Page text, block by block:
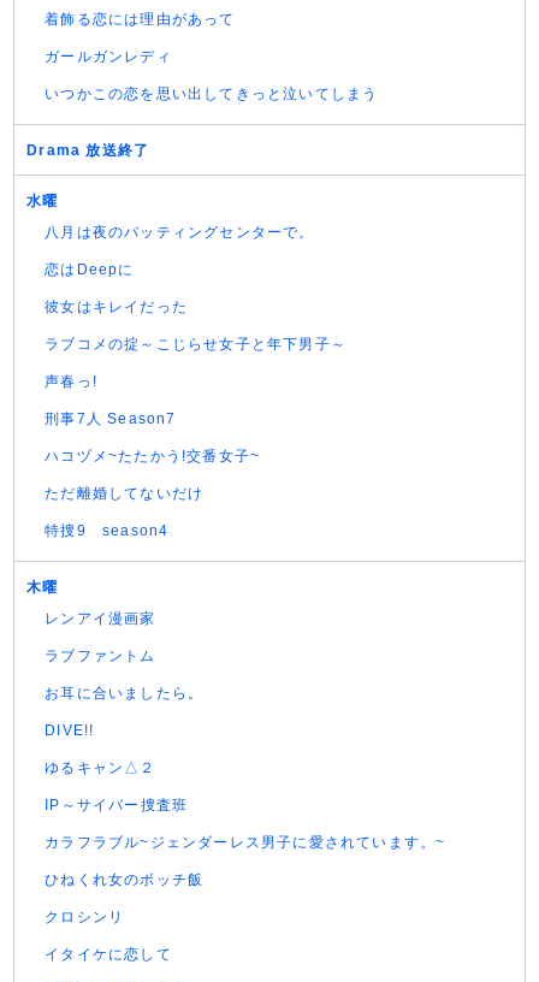
着飾る恋には理由があって
ガールガンレディ
いつかこの恋を思い出してきっと泣いてしまう
Drama 放送終了
水曜
八月は夜のバッティングセンターで。
恋はDeepに
彼女はキレイだった
ラブコメの掟～こじらせ女子と年下男子～
声春っ!
刑事7人 Season7
ハコヅメ~たたかう!交番女子~
ただ離婚してないだけ
特捜9 season4
木曜
レンアイ漫画家
ラブファントム
お耳に合いましたら。
DIVE!!
ゆるキャン△２
IP～サイバー捜査班
カラフラブル~ジェンダーレス男子に愛されています。~
ひねくれ女のボッチ飯
クロシンリ
イタイケに恋して